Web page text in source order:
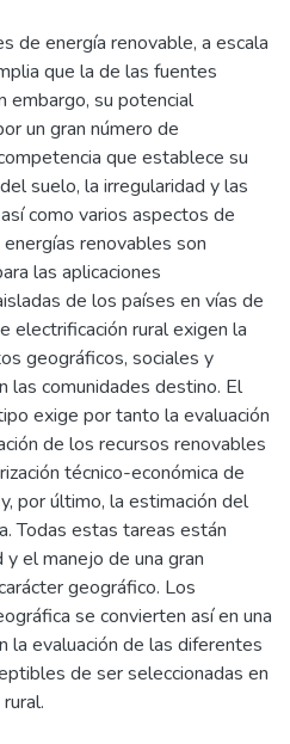
de energía renovable, a escala
que la de las fuentes
embargo, su potencial
un gran número de
que establece su
suelo, la irregularidad y las
como varios aspectos de
renovables son
las aplicaciones
de los países en vías de
electrificación rural exigen la
geográficos, sociales y
las comunidades destino. El
exige por tanto la evaluación
de los recursos renovables
técnico-económica de
por último, la estimación del
Todas estas tareas están
el manejo de una gran
geográfico. Los
se convierten así en una
la evaluación de las diferentes
de ser seleccionadas en